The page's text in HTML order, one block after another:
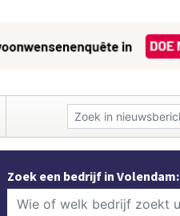
Zoek een bedrijf in Volendam: